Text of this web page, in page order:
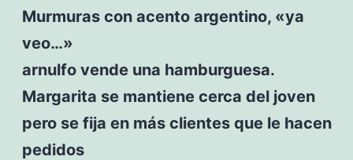
Murmuras con acento argentino, «ya
veo…»
arnulfo vende una hamburguesa.
Margarita se mantiene cerca del joven
pero se fija en más clientes que le hacen
pedidos